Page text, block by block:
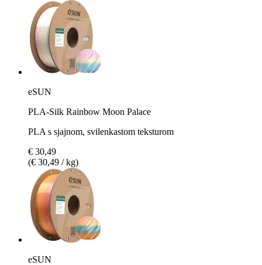
eSUN
PLA-Silk Rainbow Moon Palace
PLA s sjajnom, svilenkastom teksturom
€ 30,49
(€ 30,49 / kg)
eSUN